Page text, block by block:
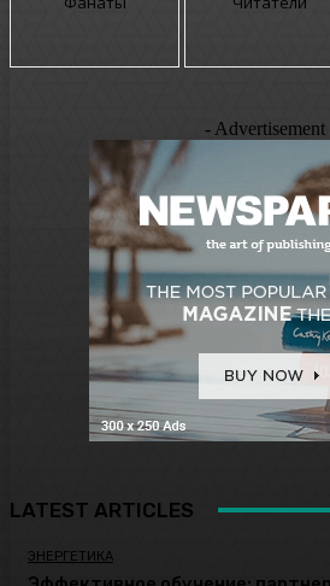
- Advertisement
LATEST ARTICLES
ЭНЕРГЕТИКА